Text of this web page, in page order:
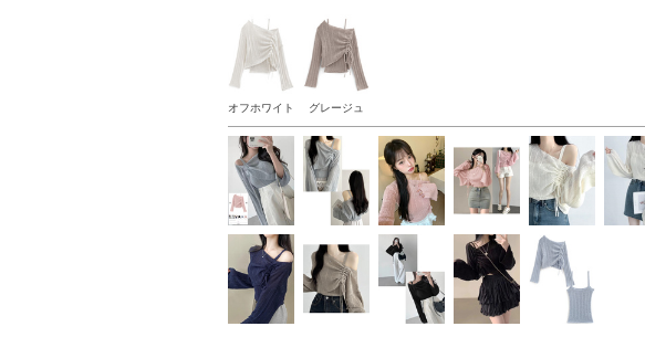
オフホワイト グレージュ